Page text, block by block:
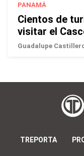
PANAMÁ
Cientos de
visitar el
Guadalupe
TREPORTA